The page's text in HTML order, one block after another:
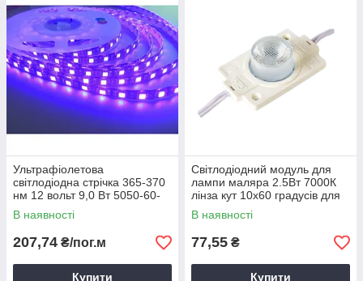
Ультрафіолетова
світлодіодна стрічка 365-370
нм 12 вольт 9,0 Вт 5050-60-
IP33-10-12 Ultraviolet 0001
В наявності
207,74 ₴/пог.м
Купити
Світлодіодний модуль для
лампи маляра 2.5Вт 7000К
лінза кут 10х60 градусів для
проявочної лампи маляра
В наявності
77,55 ₴
Купити